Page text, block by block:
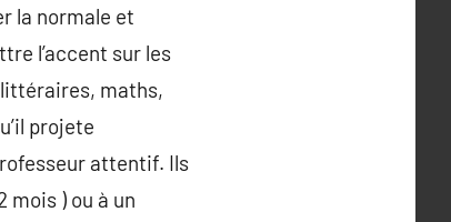
la normale et
l’accent sur les
maths,
projete
attentif. Ils
) ou à un